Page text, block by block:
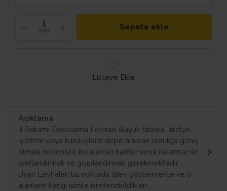
Adet Sepete ekle
Listeye Ekle
Açıklama
4 Rakamı Depolama Levhası Büyük fabrika, atölye,
işletme veya kuruluşların depo alanları oldukça geniş
olması nedeniyle bu alanları harfler veya rakamlar ile
sınıflandırmak ve gruplandırmak gerekmektedir.
Uyarı Levhaları bu noktada işlev göstermekte ve o
alanların hangi isimle isimlendirildikleri...